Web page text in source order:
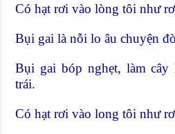
Có hạt rơi vào lòng tôi như
Bụi gai là nỗi lo âu chuyện
Bụi gai bóp nghẹt, làm
trái.
Có hạt rơi vào long tôi như